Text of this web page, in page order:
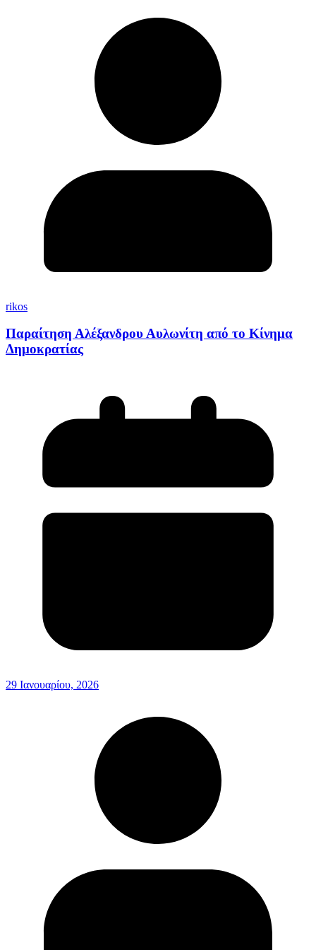
rikos
Παραίτηση Αλέξανδρου Αυλωνίτη από το Κίνημα
Δημοκρατίας
29 Ιανουαρίου, 2026